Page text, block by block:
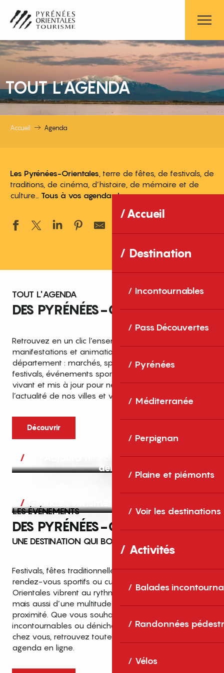
contenu
principal
Accueil
Destination
Incontournables
Pass Découvertes
Pyrénées
Méditerranée
Perpignan
Plaine et piémonts
Voir les destinations
Activités
Balades
Randonnées
Vélos
TOUT L'AGENDA
Accueil Agenda
Les Pyrénées-Orientales , terre de fêtes, de festivals, de
traditions, de cinéma, d’histoire, de mémoire et de
culture… Tous à vos agendas !
TOUT L'AGENDA
DES PYRÉNÉES-ORIENTALES
Retrouvez en un clic l’ensemble des fêtes,
manifestations et animations recensées dans le
département : marchés, spectacles, expositions,
festivals, événements sportifs et culturels… un agenda
vivant et mis à jour pour ne rien manquer de
l’actualité de nos villes et villages.
Découvrir
Aujourd’hui, demain et après-
demain
Grands événements
LES ÉVÉNEMENTS
DES PYRÉNÉES-ORIENTALES
UNE DESTINATION QUI BOUGE TOUTE L’ANNÉE
Festivals, fêtes traditionnelles, concerts, expositions,
rendez-vous sportifs ou culturels… les Pyrénées-
Orientales vibrent au rythme de grands temps forts
mais aussi d’une multitude d’événements de
proximité. Que vous souhaitiez vivre les
incontournables ou dénicher des sorties près de
chez vous, retrouvez toutes les infos dans notre
agenda en ligne.
Top des événements et sorties
en famille
cet été dans les Pyrénées-Orientales
Entre mer Méditerranée, villages de